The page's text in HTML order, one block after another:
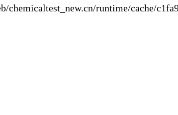
chemicaltest_new.cn/runtime/cache/